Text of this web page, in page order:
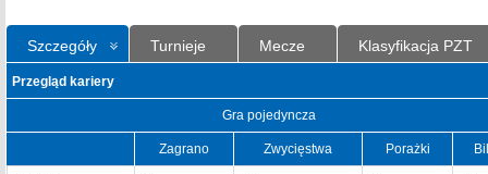
Szczegóły Turnieje Mecze Klasyfikacja PZT
Przegląd kariery
Gra pojedyncza
Zagrano Zwycięstwa Porażki